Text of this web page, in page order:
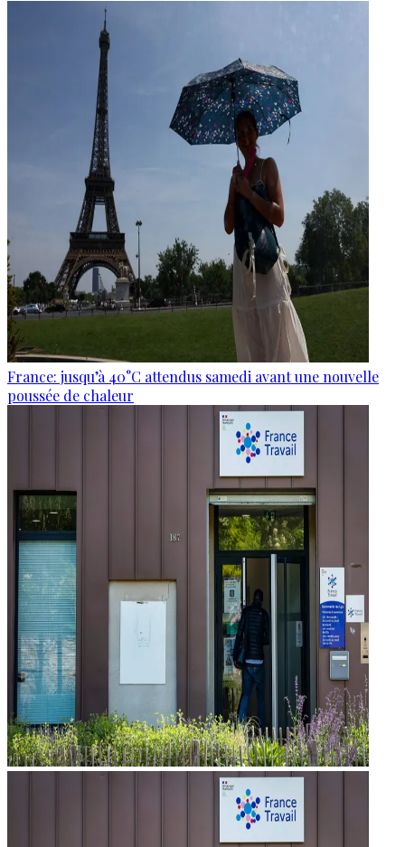
France: jusqu’à 40°C attendus samedi avant une nouvelle
poussée de chaleur